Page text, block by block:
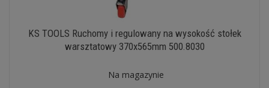
KS TOOLS Ruchomy i regulowany na wysokość stołek
warsztatowy 370x565mm 500.8030
Na magazynie